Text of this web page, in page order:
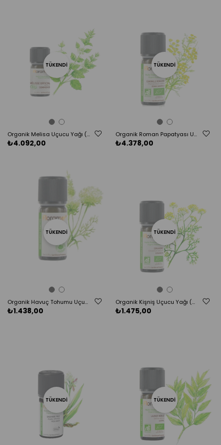
TÜKENDI
Organik Melisa Uçucu Yağı (Melissa officinalis) -1 ml
₺4.092,00
TÜKENDI
Organik Roman Papatyası Uçucu Yağı (Chamaemelum nobile)-5 ml
₺4.378,00
TÜKENDI
Organik Havuç Tohumu Uçucu Yağı (Daucus carota)-5 ml
₺1.438,00
TÜKENDI
Organik Kişniş Uçucu Yağı (Coriandrum sativum) - 5 ml
₺1.475,00
TÜKENDI TÜKENDI